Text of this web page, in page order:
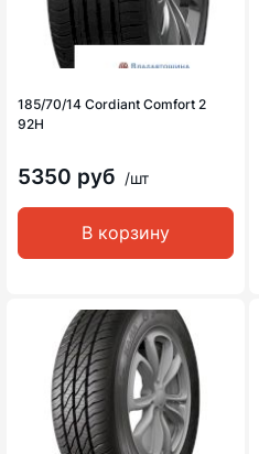
185/70/14 Cordiant Comfort 2
92H
5350 руб /шт
В корзину